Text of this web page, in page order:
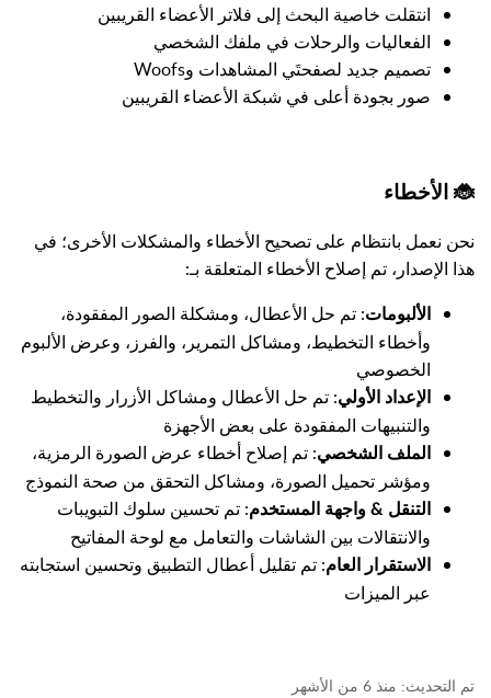
انتقلت خاصية البحث إلى فلاتر الأعضاء القريبين
الفعاليات والرحلات في ملفك الشخصي
تصميم جديد لصفحتَي المشاهدات وWoofs
صور بجودة أعلى في شبكة الأعضاء القريبين
🐞 الأخطاء
نحن نعمل بانتظام على تصحيح الأخطاء والمشكلات الأخرى؛ في
هذا الإصدار، تم إصلاح الأخطاء المتعلقة بـ:
الألبومات: تم حل الأعطال، ومشكلة الصور المفقودة،
وأخطاء التخطيط، ومشاكل التمرير، والفرز، وعرض الألبوم
الخصوصي
الإعداد الأولي: تم حل الأعطال ومشاكل الأزرار والتخطيط
والتنبيهات المفقودة على بعض الأجهزة
الملف الشخصي: تم إصلاح أخطاء عرض الصورة الرمزية،
ومؤشر تحميل الصورة، ومشاكل التحقق من صحة النموذج
التنقل & واجهة المستخدم: تم تحسين سلوك التبويبات
والانتقالات بين الشاشات والتعامل مع لوحة المفاتيح
الاستقرار العام: تم تقليل أعطال التطبيق وتحسين استجابته
عبر الميزات
منذ 6 من الأشهر